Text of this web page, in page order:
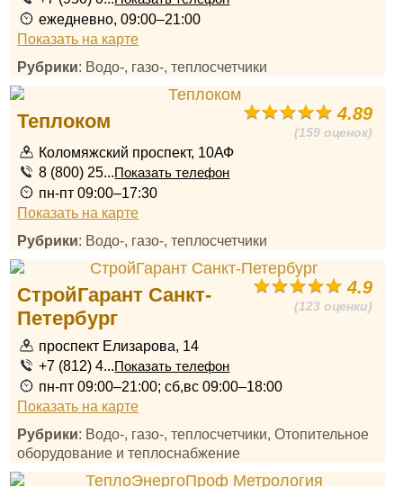
ежедневно, 09:00–21:00
Показать на карте
Рубрики: Водо-, газо-, теплосчетчики
4.89
(159 оценок)
Теплоком
Коломяжский проспект, 10АФ
8 (800) 25...Показать телефон
пн-пт 09:00–17:30
Показать на карте
Рубрики: Водо-, газо-, теплосчетчики
4.9
(123 оценки)
СтройГарант Санкт-
Петербург
проспект Елизарова, 14
+7 (812) 4...Показать телефон
пн-пт 09:00–21:00; сб,вс 09:00–18:00
Показать на карте
Рубрики: Водо-, газо-, теплосчетчики, Отопительное
оборудование и теплоснабжение